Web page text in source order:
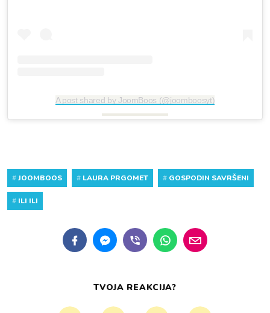
A post shared by JoomBoos (@joomboosyt)
#JOOMBOOS # LAURA PRGOMET # GOSPODIN SAVRŠENI
# ILI ILI
TVOJA REAKCIJA?